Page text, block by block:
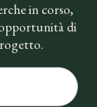
in corso,
di